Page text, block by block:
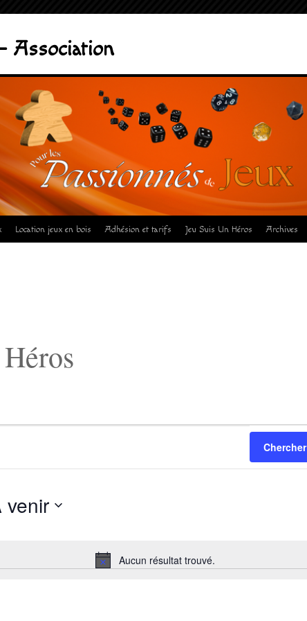
Association
Location jeux en bois Adhésion et tarifs Jeu Suis Un Héros Archives
Notice
Aucun résultat trouvé.
Chercher
venir